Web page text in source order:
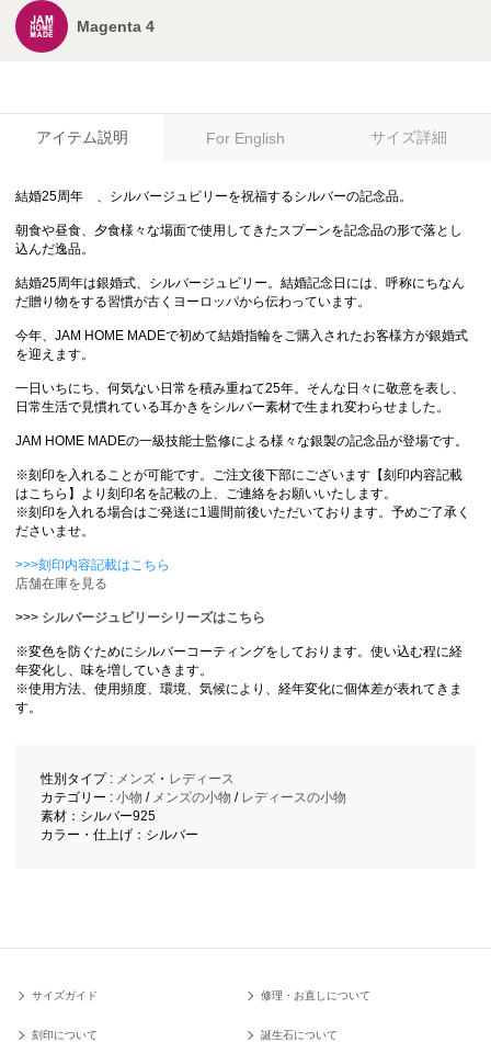
Magenta 4
アイテム説明 For English サイズ詳細
結婚25周年 、シルバージュビリーを祝福するシルバーの記念品。
朝食や昼食、夕食様々な場面で使用してきたスプーンを記念品の形で落とし
込んだ逸品。
結婚25周年は銀婚式、シルバージュビリー。結婚記念日には、呼称にちなん
だ贈り物をする習慣が古くヨーロッパから伝わっています。
今年、JAM HOME MADEで初めて結婚指輪をご購入されたお客様方が銀婚式
を迎えます。
一日いちにち、何気ない日常を積み重ねて25年。そんな日々に敬意を表し、
日常生活で見慣れている耳かきをシルバー素材で生まれ変わらせました。
JAM HOME MADEの一級技能士監修による様々な銀製の記念品が登場です。
※刻印を入れることが可能です。ご注文後下部にございます【刻印内容記載
はこちら】より刻印名を記載の上、ご連絡をお願いいたします。
※刻印を入れる場合はご発送に1週間前後いただいております。予めご了承く
ださいませ。
>>>刻印内容記載はこちら
店舗在庫を見る
>>> シルバージュビリーシリーズはこちら
※変色を防ぐためにシルバーコーティングをしております。使い込む程に経
年変化し、味を増していきます。
※使用方法、使用頻度、環境、気候により、経年変化に個体差が表れてきま
す。
性別タイプ : メンズ・ レディース
カテゴリー : 小物 / メンズの小物 / レディースの小物
素材：シルバー925
カラー・仕上げ：シルバー
サイズガイド 修理・お直しについて
刻印について 誕生石について